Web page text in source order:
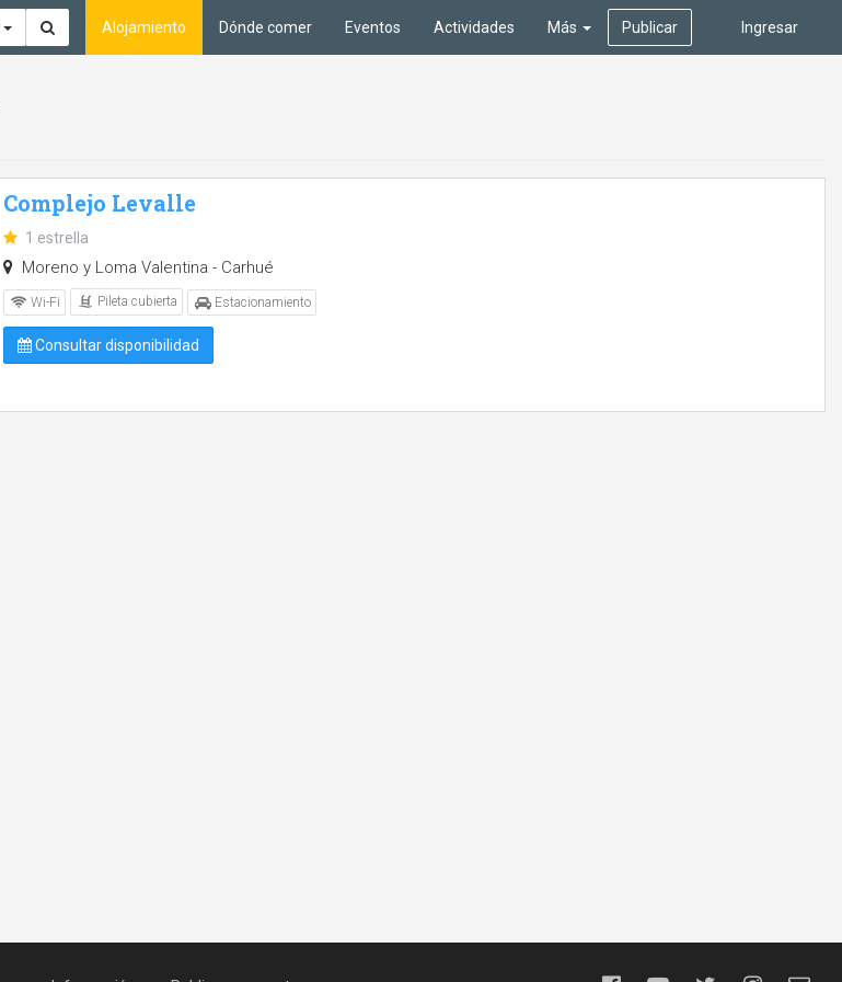
Ingresar
Alojamiento Dónde comer Eventos Actividades Más Publicar
Complejo Levalle
1 estrella
Moreno y Loma Valentina - Carhué
Wi-Fi Pileta cubierta Estacionamiento
Consultar disponibilidad